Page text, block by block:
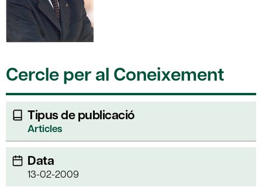
Cercle per al Coneixement
Tipus de publicació
Articles
Data
13-02-2009